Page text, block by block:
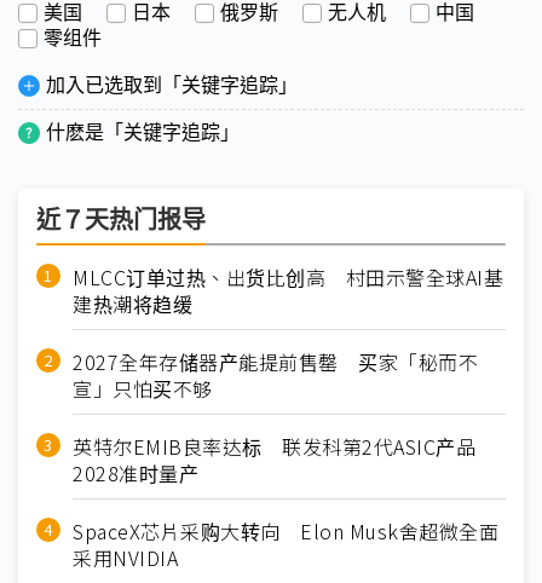
美国 日本 俄罗斯 无人机
中国
零组件
加入已选取到「关键字追踪」
什麽是「关键字追踪」
近７天热门报导
MLCC订单过热、出货比创高 村田示警全球AI基
建热潮将趋缓
2027全年存储器产能提前售罄 买家「秘而不
宣」只怕买不够
英特尔EMIB良率达标 联发科第2代ASIC产品
2028准时量产
SpaceX芯片采购大转向 Elon Musk舍超微全面
采用NVIDIA